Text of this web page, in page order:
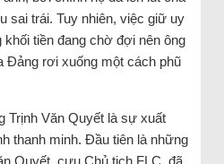
sai trái. Tuy nhiên, việc giữ uy
tiền đang chờ đợi nên ông
Đảng rơi xuống một cách phũ
Trịnh Văn Quyết là sự xuất
thanh minh. Đầu tiên là những
Quyết, cựu Chủ tịch FLC, đã